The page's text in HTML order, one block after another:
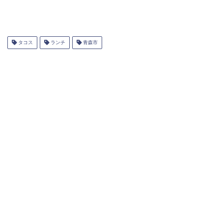
タコス ランチ 青森市